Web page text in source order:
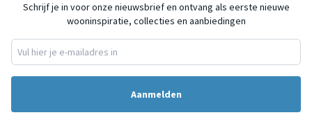
Schrijf je in voor onze nieuwsbrief en ontvang als eerste nieuwe
wooninspiratie, collecties en aanbiedingen
Aanmelden